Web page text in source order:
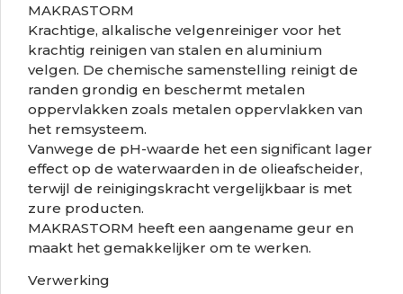
MAKRASTORM
Krachtige, alkalische velgenreiniger voor het
krachtig reinigen van stalen en aluminium
velgen. De chemische samenstelling reinigt de
randen grondig en beschermt metalen
oppervlakken zoals metalen oppervlakken van
het remsysteem.
Vanwege de pH-waarde het een significant lager
effect op de waterwaarden in de olieafscheider,
terwijl de reinigingskracht vergelijkbaar is met
zure producten.
MAKRASTORM heeft een aangename geur en
maakt het gemakkelijker om te werken.
Verwerking